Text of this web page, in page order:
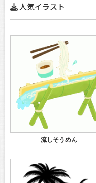
人気イラスト
流しそうめん